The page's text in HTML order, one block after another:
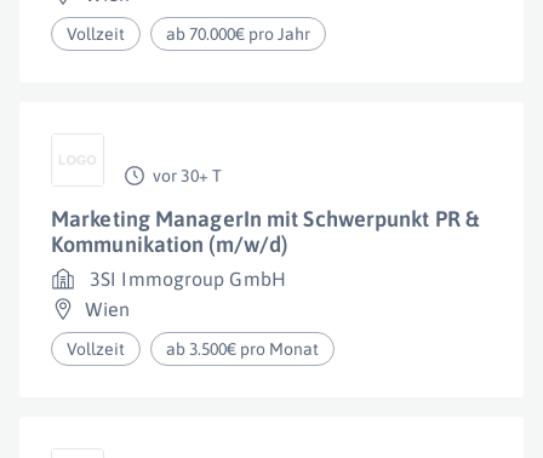
Vollzeit ab 70.000€ pro Jahr
vor 30+ T
Marketing ManagerIn mit Schwerpunkt PR &
Kommunikation (m/w/d)
3SI Immogroup GmbH
Wien
Vollzeit ab 3.500€ pro Monat